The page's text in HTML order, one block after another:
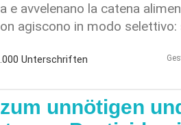
e avvelenano la catena
agiscono in modo selettivo:
funghi, batteri e virus.
per l'intero ecosistema
federale Albert Rösti intende
Unterschriften
unnötigen